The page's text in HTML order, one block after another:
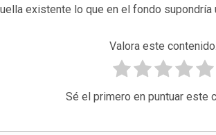
existente lo que en el fondo supondría
Valora este contenido.
Sé el primero en puntuar este